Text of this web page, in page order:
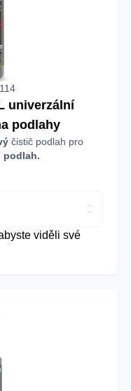
univerzální
podlahy
čistič podlah pro
podlah.
viděli své